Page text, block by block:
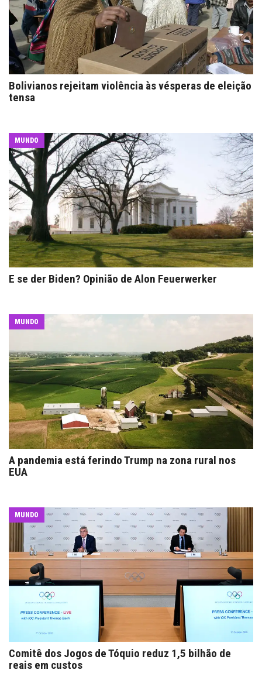
Bolivianos rejeitam violência às vésperas de eleição
tensa
MUNDO
E se der Biden? Opinião de Alon Feuerwerker
MUNDO
A pandemia está ferindo Trump na zona rural nos
EUA
MUNDO
Comitê dos Jogos de Tóquio reduz 1,5 bilhão de
reais em custos